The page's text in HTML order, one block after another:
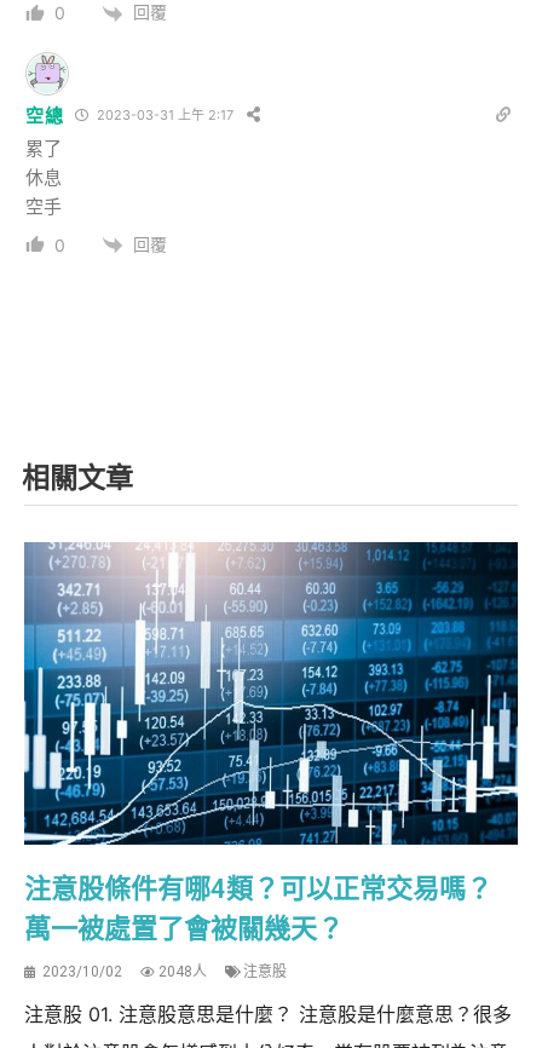
0 回覆
空總 2023-03-31 上午 2:17
累了
休息
空手
0 回覆
相關文章
注意股條件有哪4類？可以正常交易嗎？
萬一被處置了會被關幾天？
2023/10/02 2048人 注意股
注意股 01. 注意股意思是什麼？ 注意股是什麼意思？很多